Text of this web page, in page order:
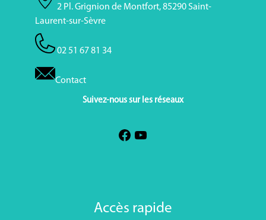
2 Pl. Grignion de Montfort, 85290 Saint-
Laurent-sur-Sèvre
02 51 67 81 34
Contact
Suivez-nous sur les réseaux
Accès rapide